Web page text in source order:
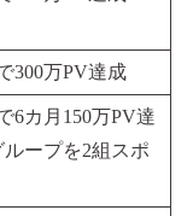
300万PV達成
6カ月150万PV達
ループを2組スポ